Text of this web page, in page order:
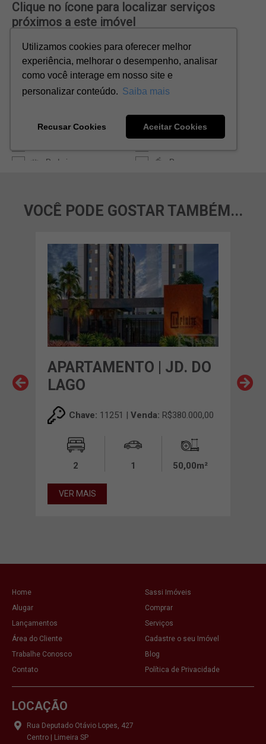
VOCÊ PODE GOSTAR TAMBÉM...
APARTAMENTO | JD. DO
LAGO
Chave: 11251 | Venda: R$380.000,00
2 1 50,00m²
VER MAIS
Home
Sassi Imóveis
Alugar
Comprar
Lançamentos
Serviços
Área do Cliente
Cadastre o seu Imóvel
Trabalhe Conosco
Blog
Contato
Política de Privacidade
LOCAÇÃO
Rua Deputado Otávio Lopes, 427
Centro | Limeira SP